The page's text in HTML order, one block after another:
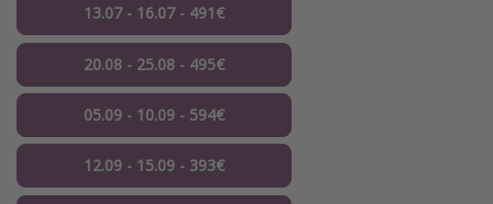
13.07 - 16.07 - 491€
20.08 - 25.08 - 495€
05.09 - 10.09 - 594€
12.09 - 15.09 - 393€